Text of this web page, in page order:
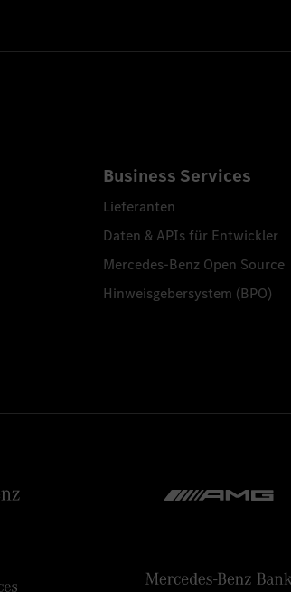
Business Services
Lieferanten
Daten & APIs für Entwickler
Mercedes-Benz Open Source
Hinweisgebersystem (BPO)